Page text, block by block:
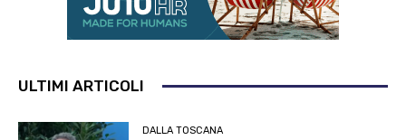
ULTIMI ARTICOLI
DALLA TOSCANA